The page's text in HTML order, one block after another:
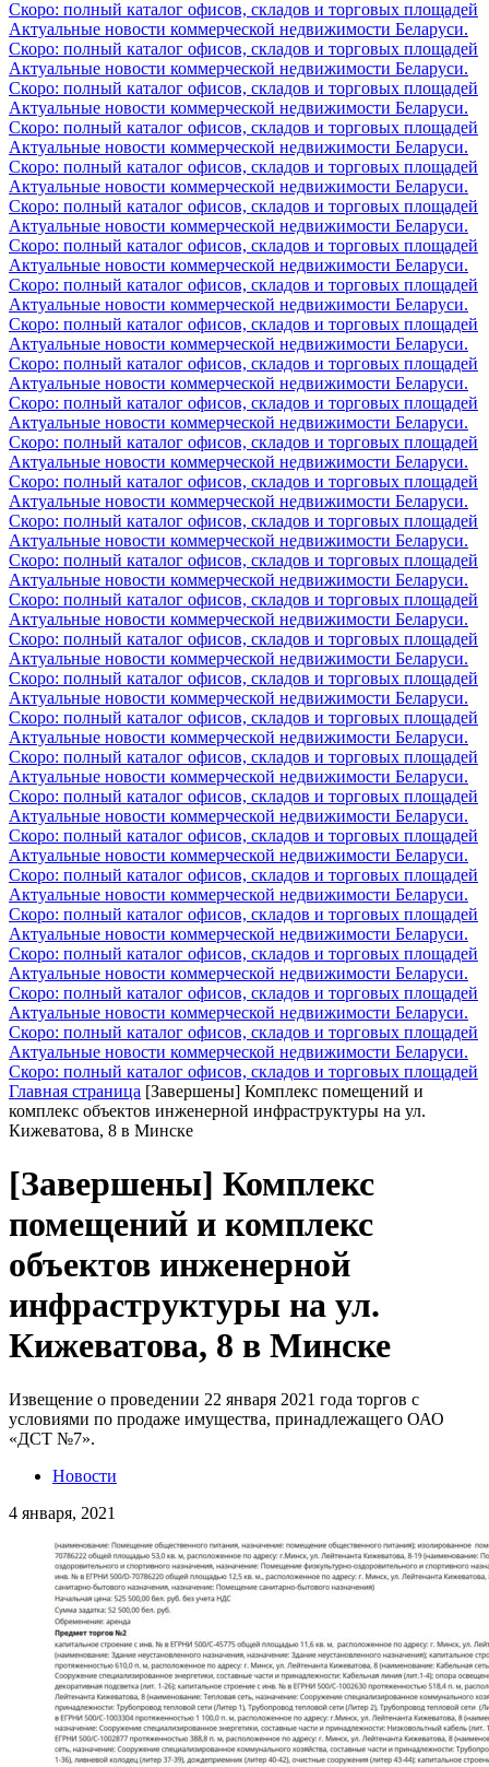
Скоро: полный каталог офисов, складов и торговых площадей
Актуальные новости коммерческой недвижимости Беларуси.
Скоро: полный каталог офисов, складов и торговых площадей
Актуальные новости коммерческой недвижимости Беларуси.
Скоро: полный каталог офисов, складов и торговых площадей
Актуальные новости коммерческой недвижимости Беларуси.
Скоро: полный каталог офисов, складов и торговых площадей
Актуальные новости коммерческой недвижимости Беларуси.
Скоро: полный каталог офисов, складов и торговых площадей
Актуальные новости коммерческой недвижимости Беларуси.
Скоро: полный каталог офисов, складов и торговых площадей
Актуальные новости коммерческой недвижимости Беларуси.
Скоро: полный каталог офисов, складов и торговых площадей
Актуальные новости коммерческой недвижимости Беларуси.
Скоро: полный каталог офисов, складов и торговых площадей
Актуальные новости коммерческой недвижимости Беларуси.
Скоро: полный каталог офисов, складов и торговых площадей
Актуальные новости коммерческой недвижимости Беларуси.
Скоро: полный каталог офисов, складов и торговых площадей
Актуальные новости коммерческой недвижимости Беларуси.
Скоро: полный каталог офисов, складов и торговых площадей
Актуальные новости коммерческой недвижимости Беларуси.
Скоро: полный каталог офисов, складов и торговых площадей
Актуальные новости коммерческой недвижимости Беларуси.
Скоро: полный каталог офисов, складов и торговых площадей
Актуальные новости коммерческой недвижимости Беларуси.
Скоро: полный каталог офисов, складов и торговых площадей
Актуальные новости коммерческой недвижимости Беларуси.
Скоро: полный каталог офисов, складов и торговых площадей
Актуальные новости коммерческой недвижимости Беларуси.
Скоро: полный каталог офисов, складов и торговых площадей
Актуальные новости коммерческой недвижимости Беларуси.
Скоро: полный каталог офисов, складов и торговых площадей
Актуальные новости коммерческой недвижимости Беларуси.
Скоро: полный каталог офисов, складов и торговых площадей
Актуальные новости коммерческой недвижимости Беларуси.
Скоро: полный каталог офисов, складов и торговых площадей
Актуальные новости коммерческой недвижимости Беларуси.
Скоро: полный каталог офисов, складов и торговых площадей
Актуальные новости коммерческой недвижимости Беларуси.
Скоро: полный каталог офисов, складов и торговых площадей
Актуальные новости коммерческой недвижимости Беларуси.
Скоро: полный каталог офисов, складов и торговых площадей
Актуальные новости коммерческой недвижимости Беларуси.
Скоро: полный каталог офисов, складов и торговых площадей
Актуальные новости коммерческой недвижимости Беларуси.
Скоро: полный каталог офисов, складов и торговых площадей
Актуальные новости коммерческой недвижимости Беларуси.
Скоро: полный каталог офисов, складов и торговых площадей
Актуальные новости коммерческой недвижимости Беларуси.
Скоро: полный каталог офисов, складов и торговых площадей
Актуальные новости коммерческой недвижимости Беларуси.
Скоро: полный каталог офисов, складов и торговых площадей
Актуальные новости коммерческой недвижимости Беларуси.
Скоро: полный каталог офисов, складов и торговых площадей
Главная страница [Завершены] Комплекс помещений и
комплекс объектов инженерной инфраструктуры на ул.
Кижеватова, 8 в Минске
[Завершены] Комплекс
помещений и комплекс
объектов инженерной
инфраструктуры на ул.
Кижеватова, 8 в Минске
Извещение о проведении 22 января 2021 года торгов с
условиями по продаже имущества, принадлежащего ОАО
«ДСТ №7».
Новости
4 января, 2021